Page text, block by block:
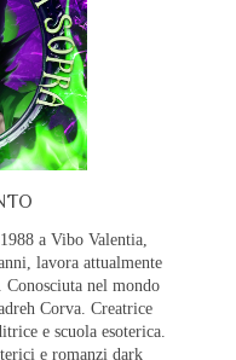
a Vibo Valentia,
lavora attualmente
nel mondo
Corva. Creatrice
e scuola esoterica.
e romanzi dark